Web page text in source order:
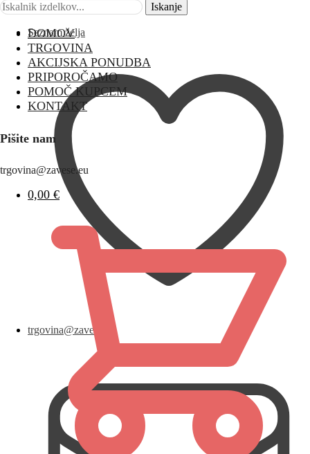
Iskanje
Seznam želja
trgovina@zavese.eu
Iskanje
DOMOV
TRGOVINA
AKCIJSKA PONUDBA
PRIPOROČAMO
POMOČ KUPCEM
KONTAKT
Pišite nam
trgovina@zavese.eu
0,00 €